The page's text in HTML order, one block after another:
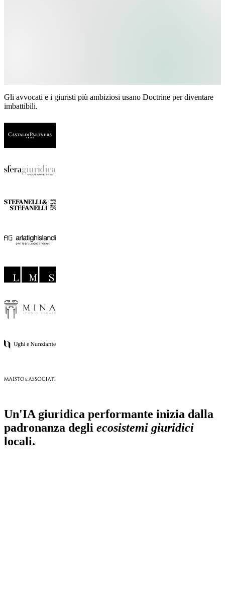
Gli avvocati e i giuristi più ambiziosi usano Doctrine per diventare
imbattibili.
Un'IA giuridica performante inizia dalla
padronanza degli ecosistemi giuridici
locali.